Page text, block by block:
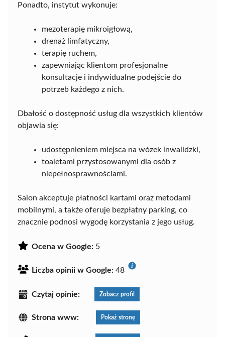
Ponadto, instytut wykonuje:
mezoterapię mikroigłową,
drenaż limfatyczny,
terapię ruchem,
zapewniając klientom profesjonalne
konsultacje i indywidualne podejście do
potrzeb każdego z nich.
Dbałość o dostępność usług dla wszystkich klientów
objawia się:
udostępnieniem miejsca na wózek inwalidzki,
toaletami przystosowanymi dla osób z
niepełnosprawnościami.
Salon akceptuje płatności kartami oraz metodami
mobilnymi, a także oferuje bezpłatny parking, co
znacznie podnosi wygodę korzystania z jego usług.
Ocena w Google: 5
Liczba opinii w Google: 48
Czytaj opinie: Zobacz profil
Strona www: Pokaż stronę